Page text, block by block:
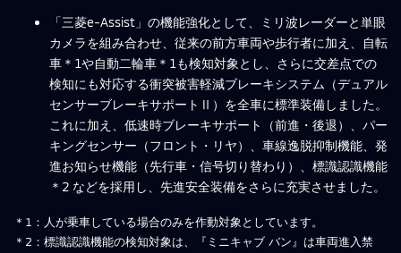
「三菱e-Assist」の機能強化として、ミリ波レーダーと単眼
カメラを組み合わせ、従来の前方車両や歩行者に加え、自転
車＊1や自動二輪車＊1も検知対象とし、さらに交差点での
検知にも対応する衝突被害軽減ブレーキシステム（デュアル
センサーブレーキサポートⅡ）を全車に標準装備しました。
これに加え、低速時ブレーキサポート（前進・後退）、パー
キングセンサー（フロント・リヤ）、車線逸脱抑制機能、発
進お知らせ機能（先行車・信号切り替わり）、標識認識機能
＊2 などを採用し、先進安全装備をさらに充実させました。
＊1：人が乗車している場合のみを作動対象としています。
＊2：標識認識機能の検知対象は、『ミニキャブ バン』は車両進入禁